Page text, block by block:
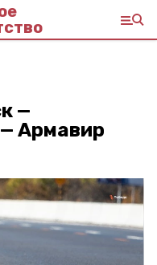
—
Армавир